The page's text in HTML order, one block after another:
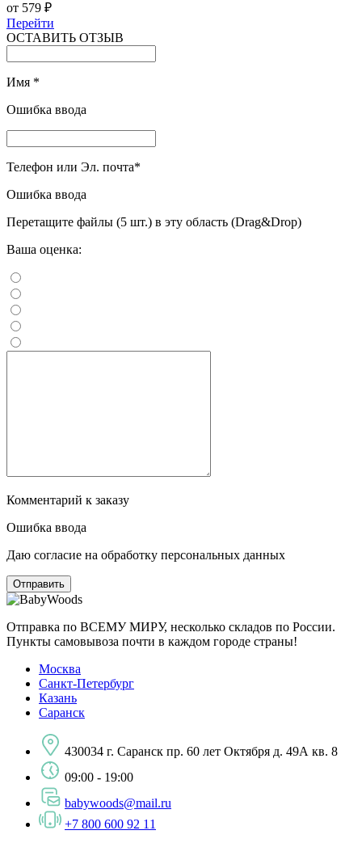
от 579 ₽
Перейти
ОСТАВИТЬ ОТЗЫВ
Имя *
Ошибка ввода
Телефон или Эл. почта*
Ошибка ввода
Перетащите файлы (5 шт.) в эту область (Drag&Drop)
Ваша оценка:
Комментарий к заказу
Ошибка ввода
Даю согласие на обработку персональных данных
Отправка по ВСЕМУ МИРУ, несколько складов по России.
Пункты самовывоза почти в каждом городе страны!
Москва
Санкт-Петербург
Казань
Саранск
430034 г. Саранск пр. 60 лет Октября д. 49А кв. 8
09:00 - 19:00
babywoods@mail.ru
+7 800 600 92 11